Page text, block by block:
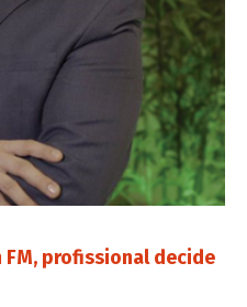
FM, profissional decide